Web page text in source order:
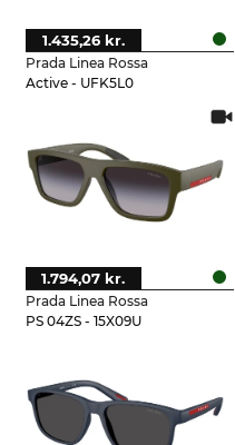
Prada Linea Rossa
Active - UFK5L0
1.435,26 kr.
Prada Linea Rossa
PS 04ZS - 15X09U
1.794,07 kr.